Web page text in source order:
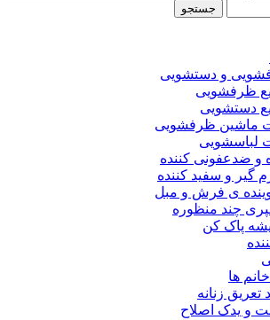
جستجو
و دستشویی
ظرفشویی
دستشویی
ماشین ظرفشویی
لباسشویی
و ضدعفونی کننده
گیر و سفید کننده
ی فرش و مبل
چند منظوره
پاک کن
ها
تعریق زنانه
و یدک اصلاح